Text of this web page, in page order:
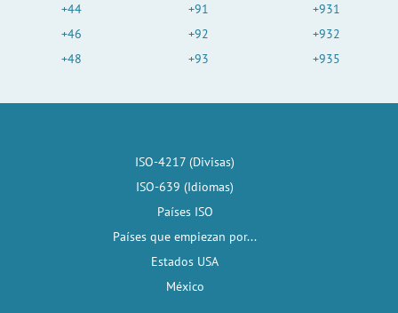
+44
+46
+48
+91
+92
+93
+931
+932
+935
ISO-4217 (Divisas)
ISO-639 (Idiomas)
Países ISO
Países que empiezan por...
Estados USA
México